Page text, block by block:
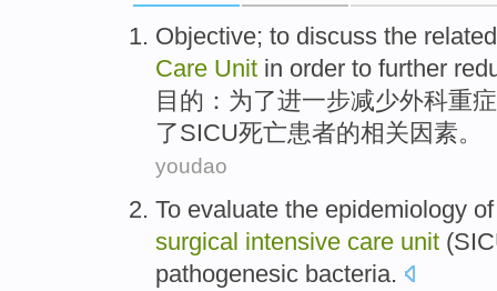
Objective; to discuss the related
Care Unit in order to further
目的 ： 为了进一步减少外科重症
了SICU死亡患者的相关因素。
youdao
To evaluate the epidemiology of
surgical intensive care unit (
pathogenesic bacteria.